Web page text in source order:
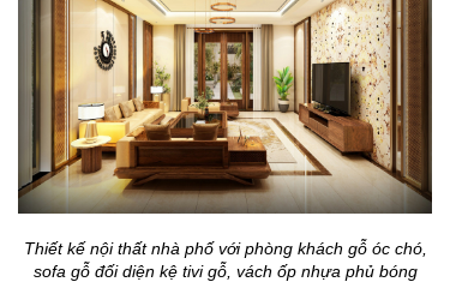
Thiết kế nội thất nhà phố với phòng khách gỗ óc chó,
sofa gỗ đối diện kệ tivi gỗ, vách ốp nhựa phủ bóng